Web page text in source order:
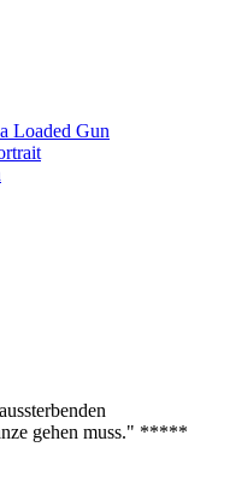
Loaded Gun
gehen muss." *****